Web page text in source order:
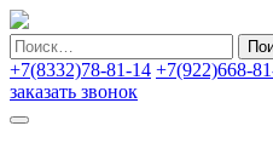
Найти:
+7(8332)78-81-14 +7(922)668-
заказать звонок